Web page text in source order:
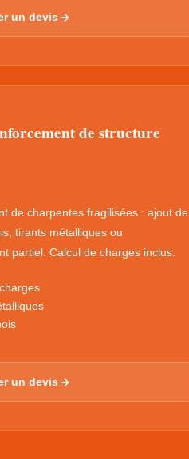
un devis
de structure
de charpentes fragilisées : ajout de
tirants métalliques ou
partiel. Calcul de charges inclus.
un devis